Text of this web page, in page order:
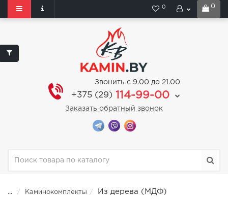
0
0
Звонить с 9.00 до 21.00
+375 (29) 114-99-00
Заказать обратный звонок
... Каминокомплекты Из дерева (МДФ)